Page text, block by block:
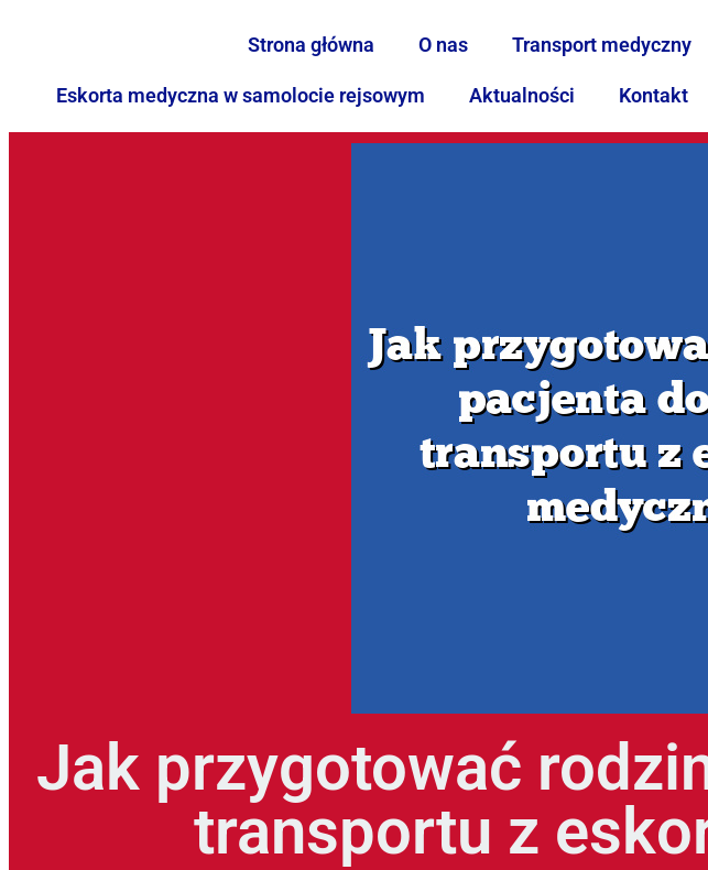
Strona główna O nas Transport medyczny
Eskorta medyczna w samolocie rejsowym Aktualności Kontakt
Jak przygotować
transportu z